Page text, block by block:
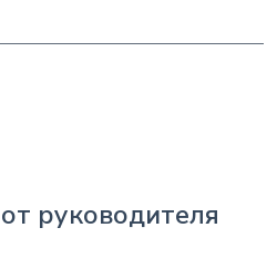
руководителя